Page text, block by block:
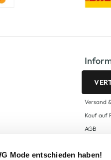
Mode entschieden haben!
Versand
Kauf auf
AGB